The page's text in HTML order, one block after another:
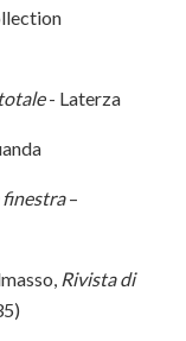
- Laterza
finestra–
Rivista di